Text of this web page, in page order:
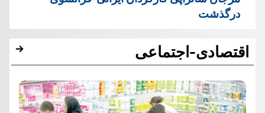
درگذشت
اقتصادی-اجتماعی